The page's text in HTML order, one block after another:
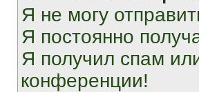
Я не могу
Я постоянно
Я получил спам
конференции!